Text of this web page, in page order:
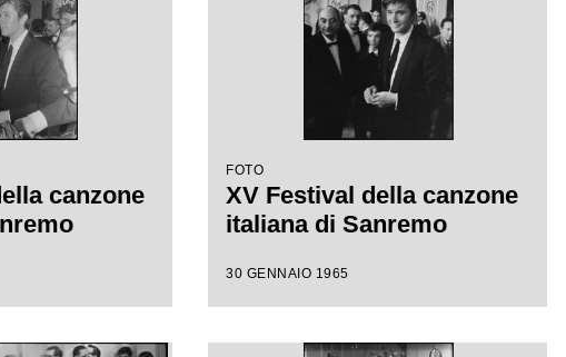
canzone
FOTO
XV Festival della canzone
italiana di Sanremo
30 GENNAIO 1965